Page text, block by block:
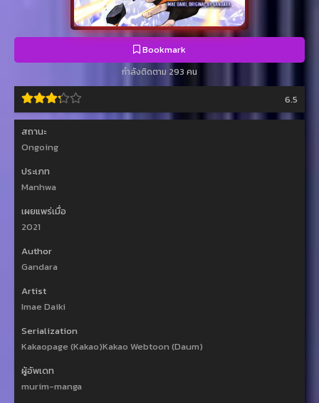
Bookmark
กำลังติดตาม 293 คน
6.5
สถานะ
Ongoing
ประเภท
Manhwa
เผยแพร่เมื่อ
2021
Author
Gandara
Artist
Imae Daiki
Serialization
Kakaopage (Kakao)Kakao Webtoon (Daum)
ผู้อัพเดท
murim-manga